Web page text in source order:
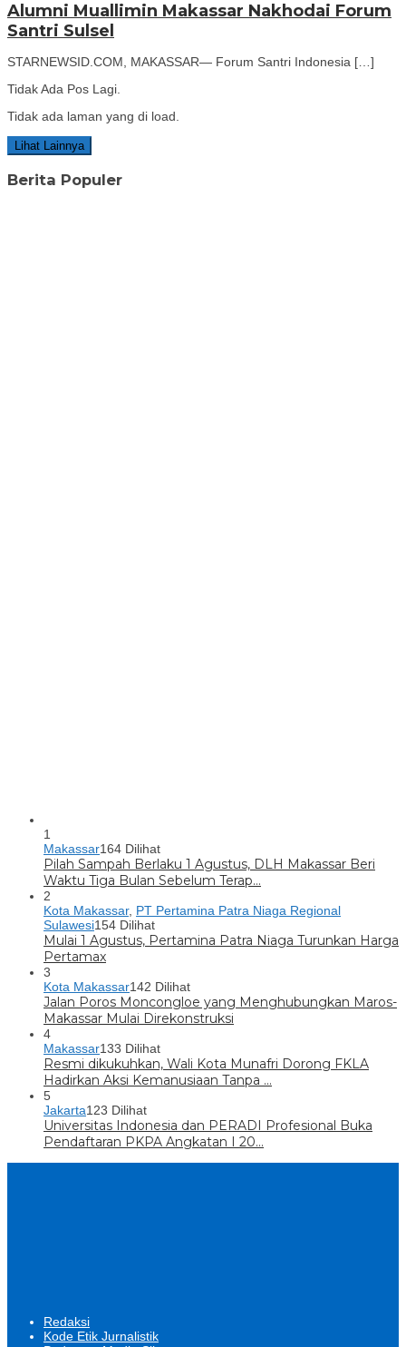
Alumni Muallimin Makassar Nakhodai Forum
Santri Sulsel
STARNEWSID.COM, MAKASSAR— Forum Santri Indonesia […]
Tidak Ada Pos Lagi.
Tidak ada laman yang di load.
Lihat Lainnya
Berita Populer
1
Makassar164 Dilihat
Pilah Sampah Berlaku 1 Agustus, DLH Makassar Beri
Waktu Tiga Bulan Sebelum Terap…
2
Kota Makassar, PT Pertamina Patra Niaga Regional
Sulawesi154 Dilihat
Mulai 1 Agustus, Pertamina Patra Niaga Turunkan Harga
Pertamax
3
Kota Makassar142 Dilihat
Jalan Poros Moncongloe yang Menghubungkan Maros-
Makassar Mulai Direkonstruksi
4
Makassar133 Dilihat
Resmi dikukuhkan, Wali Kota Munafri Dorong FKLA
Hadirkan Aksi Kemanusiaan Tanpa …
5
Jakarta123 Dilihat
Universitas Indonesia dan PERADI Profesional Buka
Pendaftaran PKPA Angkatan I 20…
Redaksi
Kode Etik Jurnalistik